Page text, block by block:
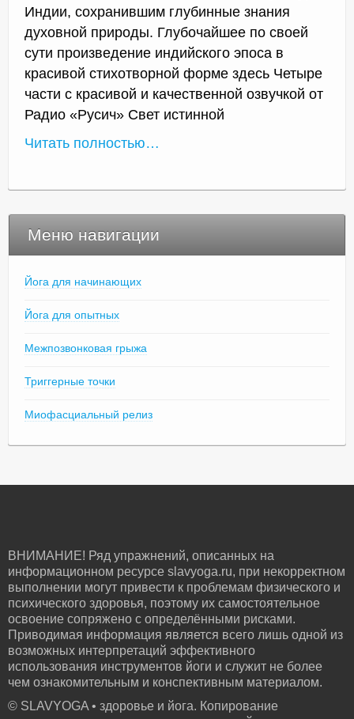
Индии, сохранившим глубинные знания
духовной природы. Глубочайшее по своей
сути произведение индийского эпоса в
красивой стихотворной форме здесь Четыре
части с красивой и качественной озвучкой от
Радио «Русич» Свет истинной
Читать полностью…
Меню навигации
Йога для начинающих
Йога для опытных
Межпозвонковая грыжа
Триггерные точки
Миофасциальный релиз
ВНИМАНИЕ! Ряд упражнений, описанных на
информационном ресурсе slavyoga.ru, при некорректном
выполнении могут привести к проблемам физического и
психического здоровья, поэтому их самостоятельное
освоение сопряжено с определёнными рисками.
Приводимая информация является всего лишь одной из
возможных интерпретаций эффективного
использования инструментов йоги и служит не более
чем ознакомительным и конспективным материалом.
© SLAVYOGA • здоровье и йога. Копирование